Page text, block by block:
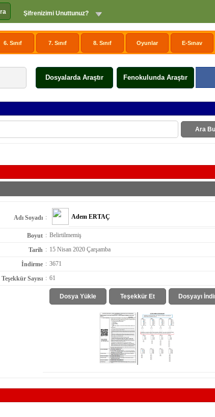
Şifrenizimi Unuttunuz?
6. Sınıf 7. Sınıf 8. Sınıf Oyunlar E-Sınav
Dosyalarda Araştır Fenokulunda Araştır
Ara
Adı Soyadı : Adem ERTAÇ
Boyut : Belirtilmemiş
Tarih : 15 Nisan 2020 Çarşamba
İndirme : 3671
Teşekkür Sayısı : 61
Dosya Yükle Teşekkür Et Dosyayı